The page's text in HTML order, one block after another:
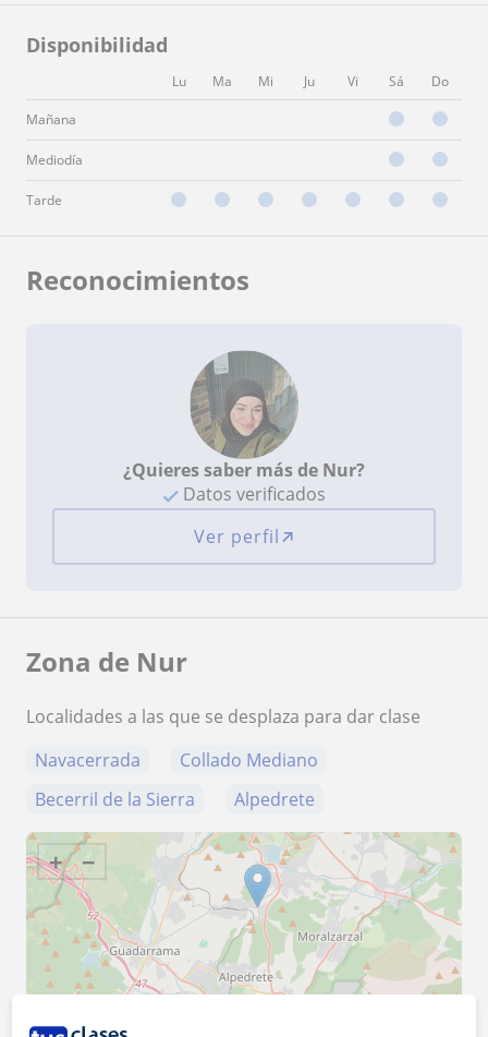
Disponibilidad
Lu Ma Mi Ju Vi Sá Do
Mañana
Mediodía
Tarde
Reconocimientos
¿Quieres saber más de Nur?
Datos verificados
Ver perfil
Zona de Nur
Localidades a las que se desplaza para dar clase
Navacerrada
Collado Mediano
Becerril de la Sierra
Alpedrete
+ −
5 km